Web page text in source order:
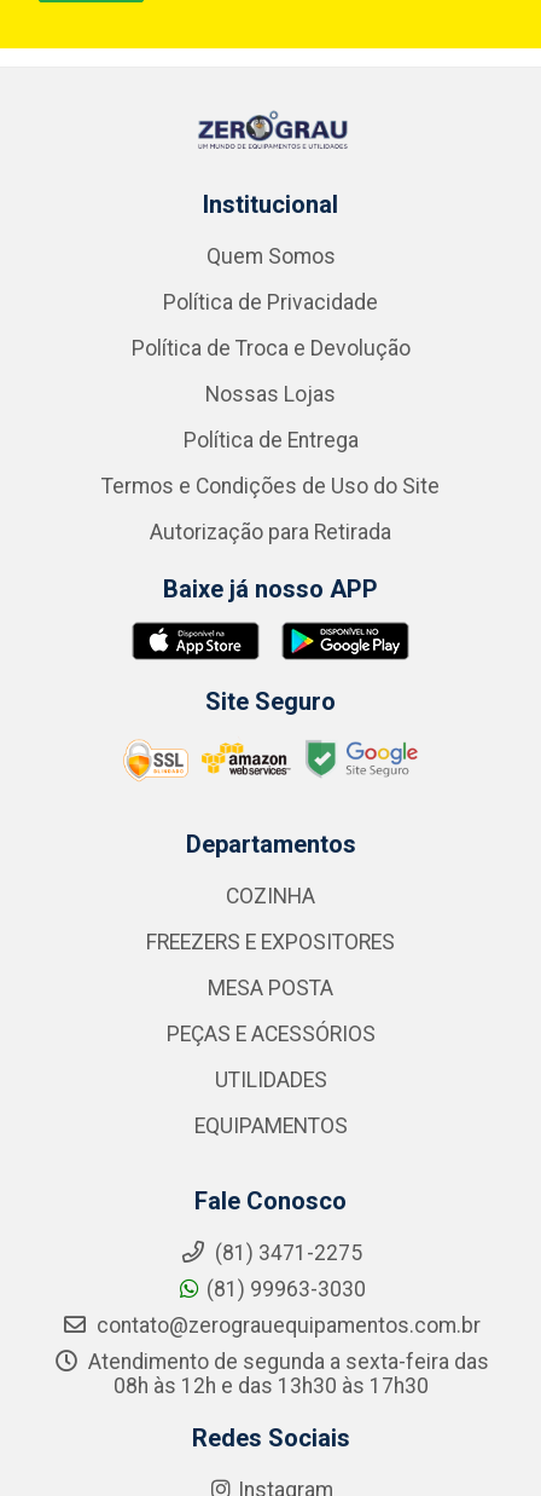
Institucional
Quem Somos
Política de Privacidade
Política de Troca e Devolução
Nossas Lojas
Política de Entrega
Termos e Condições de Uso do Site
Autorização para Retirada
Baixe já nosso APP
Site Seguro
Departamentos
COZINHA
FREEZERS E EXPOSITORES
MESA POSTA
PEÇAS E ACESSÓRIOS
UTILIDADES
EQUIPAMENTOS
Fale Conosco
(81) 3471-2275
(81) 99963-3030
contato@zerograuequipamentos.com.br
Atendimento de segunda a sexta-feira das
08h às 12h e das 13h30 às 17h30
Redes Sociais
Instagram